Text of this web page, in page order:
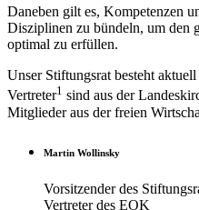
Daneben gilt es, Kompetenzen
Disziplinen zu bündeln, um den
optimal zu erfüllen.
Unser Stiftungsrat besteht
Vertreter1 sind aus der
Mitglieder aus der freien
Martin Wollinsky
Vorsitzender des
Vertreter des EOK